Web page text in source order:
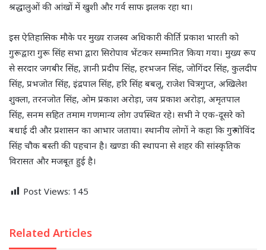
श्रद्धालुओं की आंखों में खुशी और गर्व साफ झलक रहा था।
इस ऐतिहासिक मौके पर मुख्य राजस्व अधिकारी कीर्ति प्रकाश भारती को
गुरूद्वारा गुरू सिंह सभा द्वारा सिरोपाव भेंटकर सम्मानित किया गया। मुख्य रूप
से सरदार जगबीर सिंह, ज्ञानी प्रदीप सिंह, हरभजन सिंह, जोगिंदर सिंह, कुलदीप
सिंह, प्रभजोत सिंह, इंद्रपाल सिंह, हरि सिंह बबलू, राजेश चित्रगुप्त, अखिलेश
शुक्ला, तरनजोत सिंह, ओम प्रकाश अरोड़ा, जय प्रकाश अरोड़ा, अमृतपाल
सिंह, सनम सहित तमाम गणमान्य लोग उपस्थित रहे। सभी ने एक-दूसरे को
बधाई दी और प्रशासन का आभार जताया। स्थानीय लोगों ने कहा कि गुरु गोविंद
सिंह चौक बस्ती की पहचान है। खण्डा की स्थापना से शहर की सांस्कृतिक
विरासत और मजबूत हुई है।
Post Views: 145
Related Articles